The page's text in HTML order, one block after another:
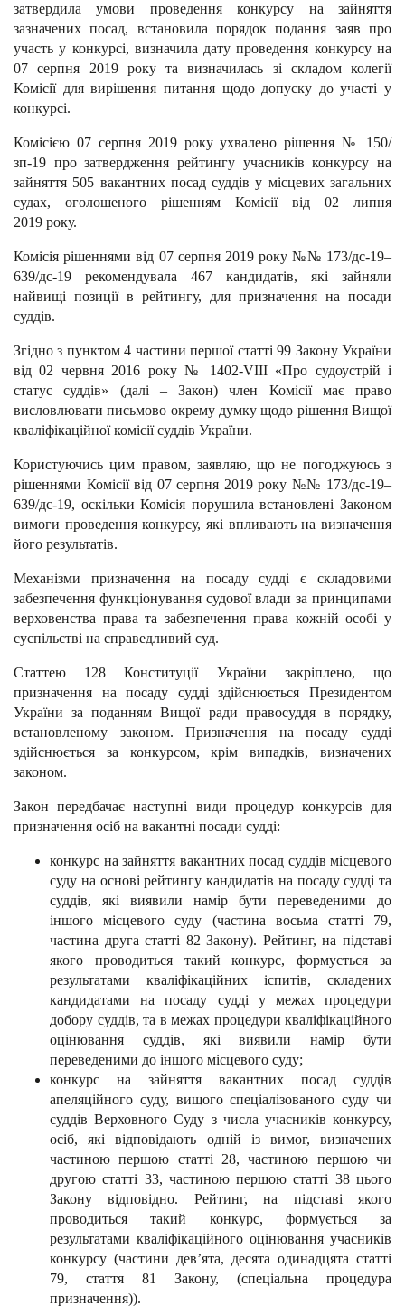
затвердила умови проведення конкурсу на зайняття
зазначених посад, встановила порядок подання заяв про
участь у конкурсі, визначила дату проведення конкурсу на
07 серпня 2019 року та визначилась зі складом колегії
Комісії для вирішення питання щодо допуску до участі у
конкурсі.
Комісією 07 серпня 2019 року ухвалено рішення № 150/
зп-19 про затвердження рейтингу учасників конкурсу на
зайняття 505 вакантних посад суддів у місцевих загальних
судах, оголошеного рішенням Комісії від 02 липня
2019 року.
Комісія рішеннями від 07 серпня 2019 року №№ 173/дс-19–
639/дс-19 рекомендувала 467 кандидатів, які зайняли
найвищі позиції в рейтингу, для призначення на посади
суддів.
Згідно з пунктом 4 частини першої статті 99 Закону України
від 02 червня 2016 року № 1402-VIII «Про судоустрій і
статус суддів» (далі – Закон) член Комісії має право
висловлювати письмово окрему думку щодо рішення Вищої
кваліфікаційної комісії суддів України.
Користуючись цим правом, заявляю, що не погоджуюсь з
рішеннями Комісії від 07 серпня 2019 року №№ 173/дс-19–
639/дс-19, оскільки Комісія порушила встановлені Законом
вимоги проведення конкурсу, які впливають на визначення
його результатів.
Механізми призначення на посаду судді є складовими
забезпечення функціонування судової влади за принципами
верховенства права та забезпечення права кожній особі у
суспільстві на справедливий суд.
Статтею 128 Конституції України закріплено, що
призначення на посаду судді здійснюється Президентом
України за поданням Вищої ради правосуддя в порядку,
встановленому законом. Призначення на посаду судді
здійснюється за конкурсом, крім випадків, визначених
законом.
Закон передбачає наступні види процедур конкурсів для
призначення осіб на вакантні посади судді:
конкурс на зайняття вакантних посад суддів місцевого
суду на основі рейтингу кандидатів на посаду судді та
суддів, які виявили намір бути переведеними до
іншого місцевого суду (частина восьма статті 79,
частина друга статті 82 Закону). Рейтинг, на підставі
якого проводиться такий конкурс, формується за
результатами кваліфікаційних іспитів, складених
кандидатами на посаду судді у межах процедури
добору суддів, та в межах процедури кваліфікаційного
оцінювання суддів, які виявили намір бути
переведеними до іншого місцевого суду;
конкурс на зайняття вакантних посад суддів
апеляційного суду, вищого спеціалізованого суду чи
суддів Верховного Суду з числа учасників конкурсу,
осіб, які відповідають одній із вимог, визначених
частиною першою статті 28, частиною першою чи
другою статті 33, частиною першою статті 38 цього
Закону відповідно. Рейтинг, на підставі якого
проводиться такий конкурс, формується за
результатами кваліфікаційного оцінювання учасників
конкурсу (частини дев’ята, десята одинадцята статті
79, стаття 81 Закону, (спеціальна процедура
призначення)).